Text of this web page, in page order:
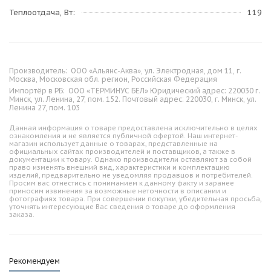
Теплоотдача, Вт
119
Производитель: ООО «Альянс-Аква», ул. Электродная, дом 11, г.
Москва, Московская обл. регион, Российская Федерация
Импортёр в РБ: ООО «ТЕРМИНУС БЕЛ» Юридический адрес: 220030 г.
Минск, ул. Ленина, 27, пом. 152. Почтовый адрес: 220030, г. Минск, ул.
Ленина 27, пом. 103
Данная информация о товаре предоставлена исключительно в целях
ознакомления и не является публичной офертой. Наш интернет-
магазин использует данные о товарах, представленные на
официальных сайтах производителей и поставщиков, а также в
документации к товару. Однако производители оставляют за собой
право изменять внешний вид, характеристики и комплектацию
изделий, предварительно не уведомляя продавцов и потребителей.
Просим вас отнестись с пониманием к данному факту и заранее
приносим извинения за возможные неточности в описании и
фотографиях товара. При совершении покупки, убедительная просьба,
уточнять интересующие Вас сведения о товаре до оформления
заказа.
Рекомендуем